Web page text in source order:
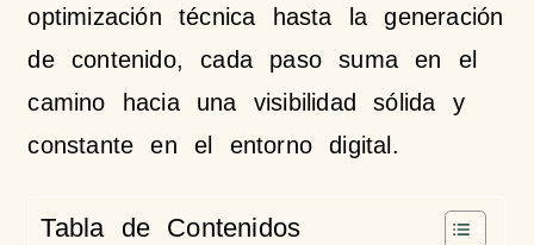
optimización técnica hasta la generación
de contenido, cada paso suma en el
camino hacia una visibilidad sólida y
constante en el entorno digital.
Tabla de Contenidos